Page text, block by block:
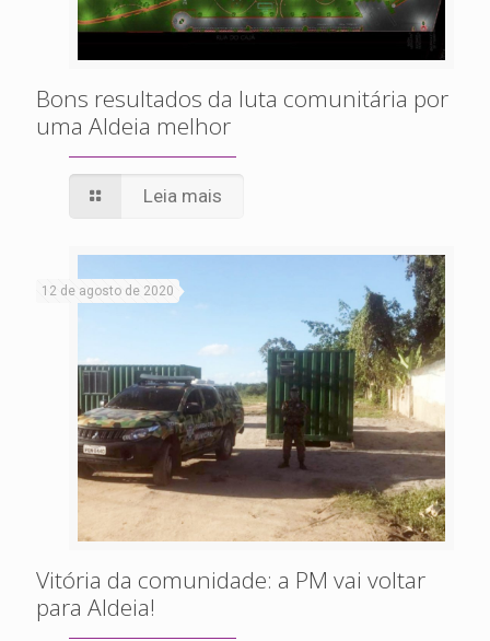
Bons resultados da luta comunitária por
uma Aldeia melhor
Leia mais
12 de agosto de 2020
Vitória da comunidade: a PM vai voltar
para Aldeia!